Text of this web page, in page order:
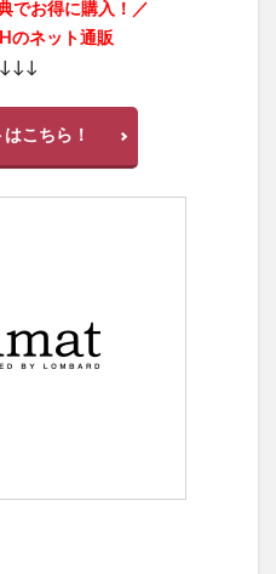
でお得に購入！／
のネット通販
こちら！